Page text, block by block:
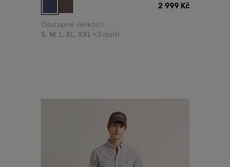
2 999 Kč
Dostupné velikosti:
S, M, L, XL, XXL +3 další